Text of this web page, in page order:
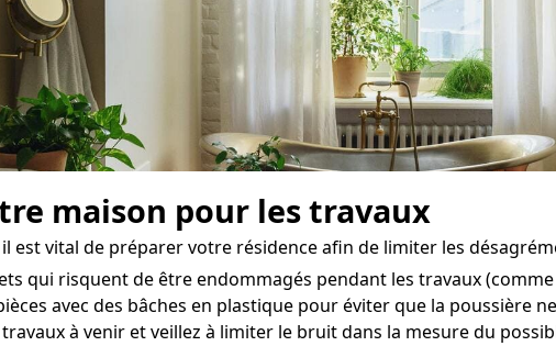
maison pour les travaux
est vital de préparer votre résidence afin de limiter les
qui risquent de être endommagés pendant les travaux
avec des bâches en plastique pour éviter que la poussière
à venir et veillez à limiter le bruit dans la mesure du